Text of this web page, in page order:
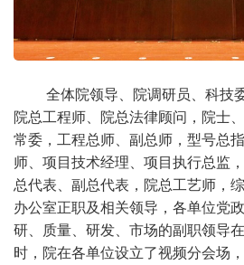
全体院领导、院调研员、科技
院总工程师、院总法律顾问，院士
常委，工程总师、副总师，型号总
师、项目技术经理、项目执行总监
总代表、副总代表，院总工艺师，
办公室正职及相关领导，各单位党
研、质量、研发、市场的副职领导
时，院在各单位设立了视频分会场